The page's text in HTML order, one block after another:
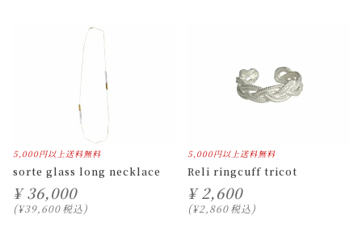
5,000円以上送料無料
sorte glass long necklace
¥ 36,000
¥39,600税込
5,000円以上送料無料
Reli ringcuff tricot
¥ 2,600
¥2,860税込